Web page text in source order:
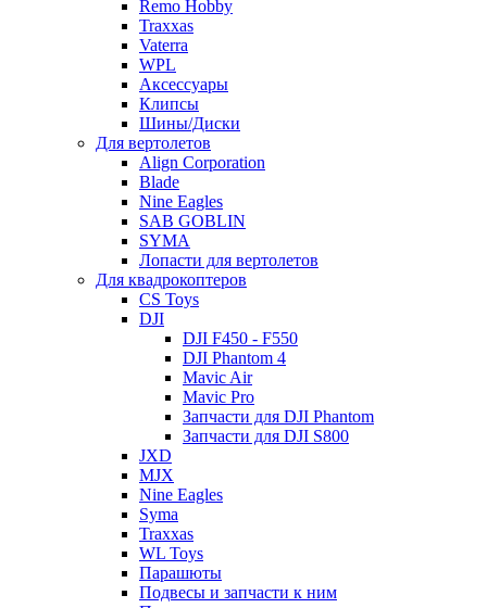
Remo Hobby
Traxxas
Vaterra
WPL
Аксессуары
Клипсы
Шины/Диски
Для вертолетов
Align Corporation
Blade
Nine Eagles
SAB GOBLIN
SYMA
Лопасти для вертолетов
Для квадрокоптеров
CS Toys
DJI
DJI F450 - F550
DJI Phantom 4
Mavic Air
Mavic Pro
Запчасти для DJI Phantom
Запчасти для DJI S800
JXD
MJX
Nine Eagles
Syma
Traxxas
WL Toys
Парашюты
Подвесы и запчасти к ним